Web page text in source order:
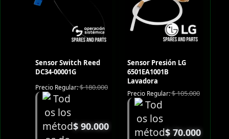
Sensor Switch Reed
DC34-00001G
Precio Regular:$180.000
$90.000
Sensor Presión LG
6501EA1001B
Lavadora
Precio Regular:$105.000
$70.000